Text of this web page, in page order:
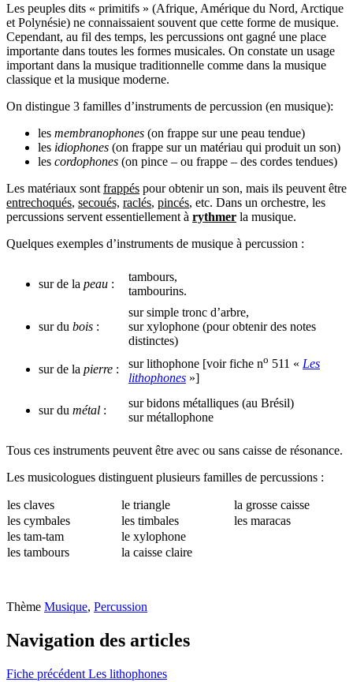
Les peuples dits « primitifs » (Afrique, Amérique du Nord, Arctique
et Polynésie) ne connaissaient souvent que cette forme de musique.
Cependant, au fil des temps, les percussions ont gagné une place
importante dans toutes les formes musicales. On constate un usage
important dans la musique traditionnelle comme dans la musique
classique et la musique moderne.
On distingue 3 familles d’instruments de percussion (en musique):
les membranophones (on frappe sur une peau tendue)
les idiophones (on frappe sur un matériau qui produit un son)
les cordophones (on pince – ou frappe – des cordes tendues)
Les matériaux sont frappés pour obtenir un son, mais ils peuvent être
entrechoqués, secoués, raclés, pincés, etc. Dans un orchestre, les
percussions servent essentiellement à rythmer la musique.
Quelques exemples d’instruments de musique à percussion :
sur de la peau :
tambours,
tambourins.
sur du bois :
sur simple tronc d’arbre,
sur xylophone (pour obtenir des notes
distinctes)
sur de la pierre : sur lithophone [voir fiche no 511 « Les
lithophones »]
sur du métal :
sur bidons métalliques (au Brésil)
sur métallophone
Tous ces instruments peuvent être avec ou sans caisse de résonance.
Les musicologues distinguent plusieurs familles de percussions :
les claves le triangle
la grosse caisse
les cymbales
les timbales
les maracas
les tam-tam
le xylophone
les tambours
la caisse claire
Thème Musique, Percussion
Navigation des articles
Fiche précédent Les lithophones